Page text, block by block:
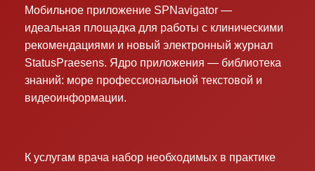
Мобильное приложение SPNavigator —
идеальная площадка для работы с клиническими
рекомендациями и новый электронный журнал
StatusPraesens. Ядро приложения — библиотека
знаний: море профессиональной текстовой и
видеоинформации.
К услугам врача набор необходимых в практике